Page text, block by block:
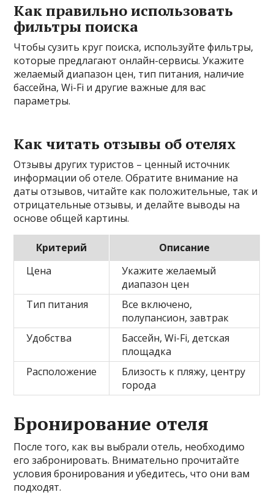
Как правильно использовать
фильтры поиска
Чтобы сузить круг поиска, используйте фильтры,
которые предлагают онлайн-сервисы. Укажите
желаемый диапазон цен, тип питания, наличие
бассейна, Wi-Fi и другие важные для вас
параметры.
Как читать отзывы об отелях
Отзывы других туристов – ценный источник
информации об отеле. Обратите внимание на
даты отзывов, читайте как положительные, так и
отрицательные отзывы, и делайте выводы на
основе общей картины.
Критерий
Описание
Цена
Укажите желаемый
диапазон цен
Тип питания
Все включено,
полупансион, завтрак
Удобства
Бассейн, Wi-Fi, детская
площадка
Расположение
Близость к пляжу, центру
города
Бронирование отеля
После того, как вы выбрали отель, необходимо
его забронировать. Внимательно прочитайте
условия бронирования и убедитесь, что они вам
подходят.